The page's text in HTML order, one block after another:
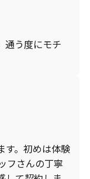
通う度にモチ
す。初めは体験
フさんの丁寧